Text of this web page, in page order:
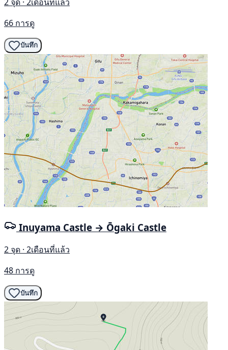
66 การดู
บันทึก
Inuyama Castle → Ōgaki Castle
2 จุด · 2เดือนที่แล้ว
48 การดู
บันทึก